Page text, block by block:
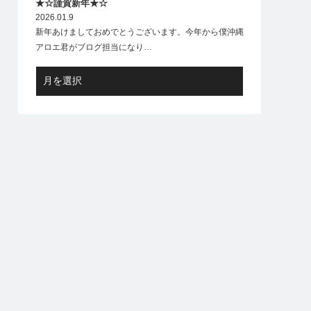
★☆謹賀新年★☆
2026.01.9
新年あけましておめでとうございます。今年から僕沖縄
アロエ君がブログ担当になり…